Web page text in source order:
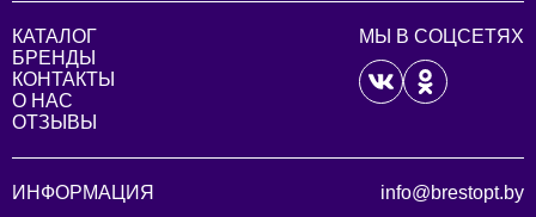
КАТАЛОГ
БРЕНДЫ
КОНТАКТЫ
О НАС
ОТЗЫВЫ
МЫ В СОЦСЕТЯХ
ИНФОРМАЦИЯ info@brestopt.by